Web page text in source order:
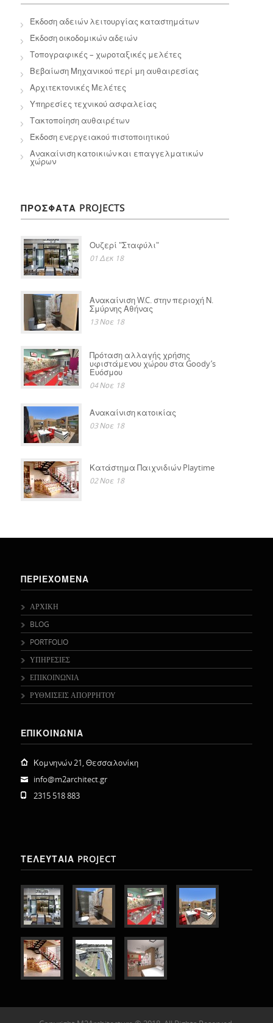
Έκδοση αδειών λειτουργίας καταστημάτων
Έκδοση οικοδομικών αδειών
Τοπογραφικές – χωροταξικές μελέτες
Βεβαίωση Μηχανικού περί μη αυθαιρεσίας
Αρχιτεκτονικές Μελέτες
Υπηρεσίες τεχνικού ασφαλείας
Τακτοποίηση αυθαιρέτων
Έκδοση ενεργειακού πιστοποιητικού
Ανακαίνιση κατοικιών και επαγγελματικών
χώρων
ΠΡΟΣΦΑΤΑ PROJECTS
Ουζερί "Σταφύλι"
01 Δεκ 18
Ανακαίνιση W.C. στην περιοχή Ν.
Σμύρνης Αθήνας
13 Νοε 18
Πρόταση αλλαγής χρήσης
υφιστάμενου χώρου στα Goody’s
Ευόσμου
04 Νοε 18
Ανακαίνιση κατοικίας
03 Νοε 18
Κατάστημα Παιχνιδιών Playtime
02 Νοε 18
ΠΕΡΙΕΧΟΜΕΝΑ
ΑΡΧΙΚΗ
BLOG
PORTFOLIO
ΥΠΗΡΕΣΙΕΣ
ΕΠΙΚΟΙΝΩΝΙΑ
ΡΥΘΜΙΣΕΙΣ ΑΠΟΡΡΗΤΟΥ
ΕΠΙΚΟΙΝΩΝΙΑ
Κομνηνών 21, Θεσσαλονίκη
info@m2architect.gr
2315 518 883
ΤΕΛΕΥΤΑΙΑ PROJECT